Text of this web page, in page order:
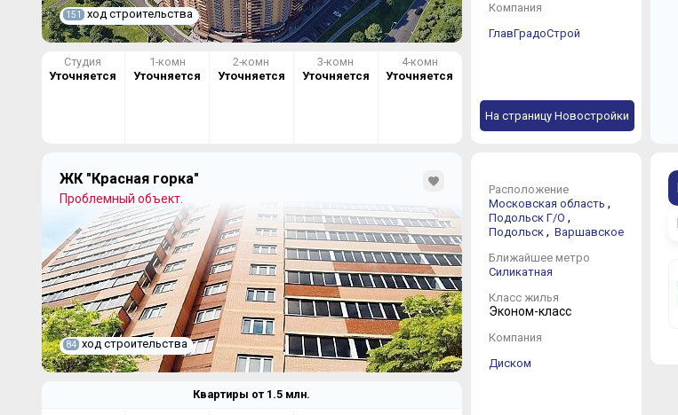
151 ход строительства
Студия
Уточняется
1-комн
Уточняется
2-комн
Уточняется
3-комн
Уточняется
4-комн
Уточняется
Компания
ГлавГрадоСтрой
На страницу Новостройки
ЖК "Красная горка"
Проблемный объект.
84 ход строительства
Квартиры от 1.5 млн.
Расположение
Московская область ,
Подольск Г/О ,
Подольск, Варшавское
Ближайшее метро
Силикатная
Класс жилья
Эконом-класс
Компания
Диском